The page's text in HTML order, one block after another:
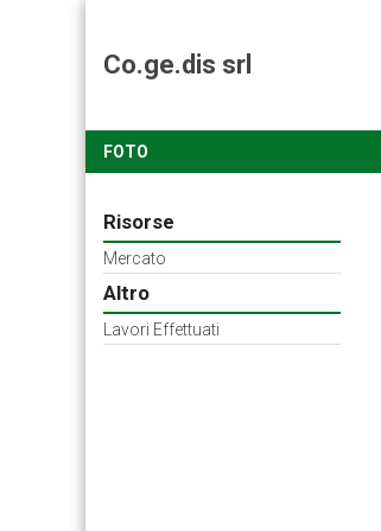
Co.ge.dis srl
FOTO
Risorse
Mercato
Altro
Lavori Effettuati